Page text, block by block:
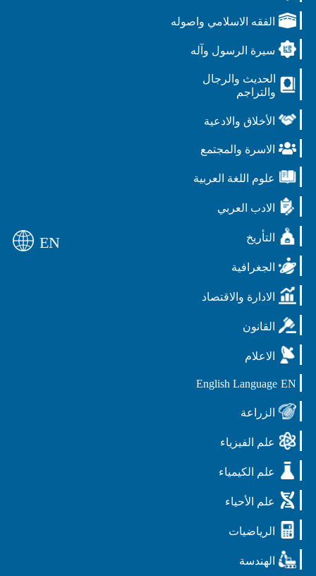
الفقه الاسلامي واصوله
سيرة الرسول وآله
الحديث والرجال
والتراجم
الأخلاق والادعية
الاسرة والمجتمع
علوم اللغة العربية
الادب العربي
التأريخ
الجغرافية
الادارة والاقتصاد
القانون
الاعلام
EN
English Language
الزراعة
علم الفيزياء
علم الكيمياء
علم الأحياء
الرياضيات
الهندسة
EN